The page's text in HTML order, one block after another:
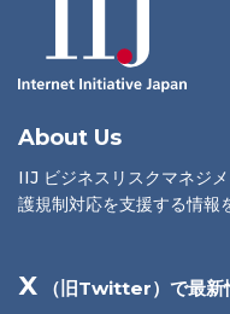
About Us
IIJ ビジネスリスクマネジ
護規制対応を支援する情報
X （旧Twitter）で最新